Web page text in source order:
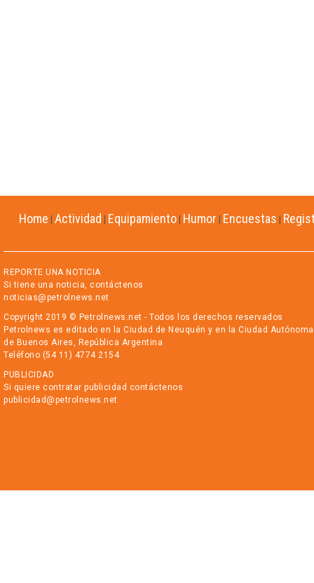
Home Actividad Equipamiento Humor Encuestas
REPORTE UNA NOTICIA
Si tiene una noticia, contáctenos
noticias@petrolnews.net
Copyright 2019 © Petrolnews.net - Todos los derechos reservados
Petrolnews es editado en la Ciudad de Neuquén y en la Ciudad Autónoma
de Buenos Aires, República Argentina
Teléfono (54 11) 4774 2154
PUBLICIDAD
Si quiere contratar publicidad contáctenos
publicidad@petrolnews.net